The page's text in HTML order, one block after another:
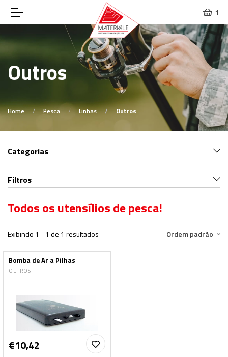
1
Outros
Home Pesca Linhas Outros
Categorias
Filtros
Todos os utensílios de pesca!
Exibindo 1 - 1 de 1 resultados Ordem padrão
Bomba de Ar a Pilhas
OUTROS
€10,42